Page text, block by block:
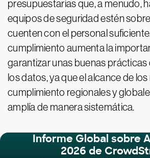
presupuestarias que, a menudo,
equipos de seguridad estén
cuenten con el personal
cumplimiento aumenta la
garantizar unas buenas
los datos, ya que el alcance de
cumplimiento regionales y
amplía de manera sistemática.
Informe Global sobre
2026 de